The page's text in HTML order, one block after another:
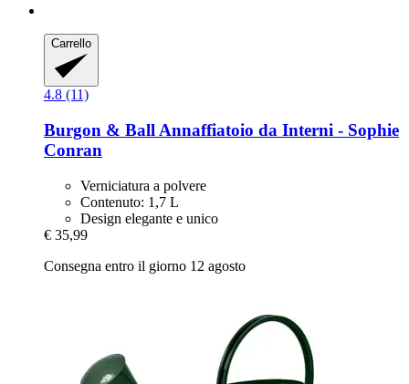
Carrello
4.8 (11)
Burgon & Ball Annaffiatoio da Interni -​ Sophie
Conran
Verniciatura a polvere
Contenuto: 1,7 L
Design elegante e unico
€ 35,99
Consegna entro il giorno 12 agosto